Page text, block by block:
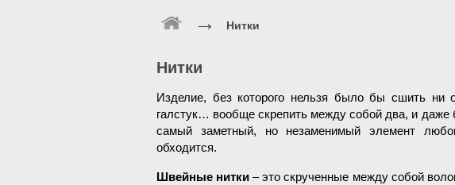
→ Нитки
Нитки
Изделие, без которого нельзя было бы сшить ни
галстук… вообще скрепить между собой два, и даже
самый заметный, но незаменимый элемент
обходится.
Швейные нитки– это скрученные между собой